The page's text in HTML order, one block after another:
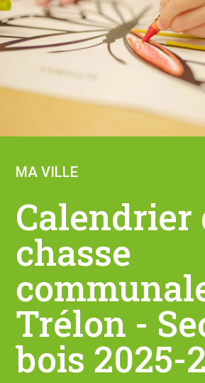
MA VILLE
Calendrier
chasse
Trélon -
bois 2025-